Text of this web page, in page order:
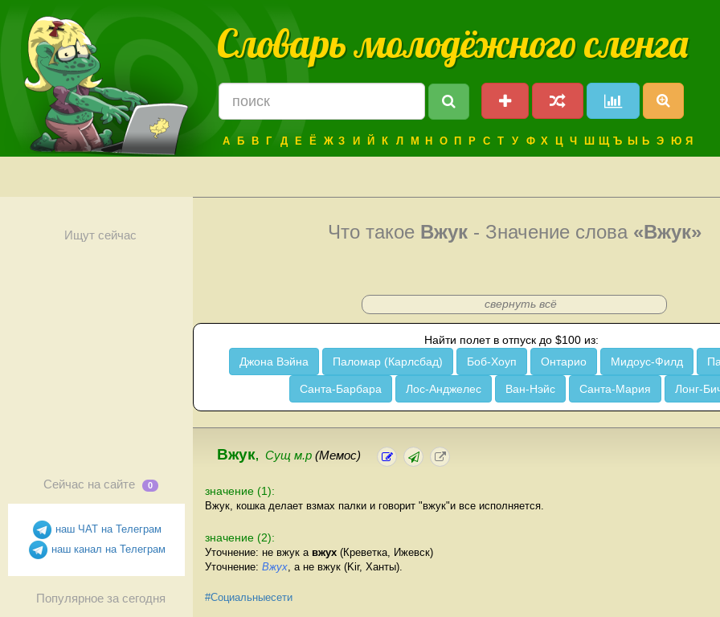
Словарь молодёжного сленга
А Б В Г Д Е Ё Ж З И Й К Л М Н О П Р С Т У Ф Х Ц Ч Ш Щ Ъ Ы Ь Э Ю Я
Ищут сейчас
Сейчас на сайте 0
наш ЧАТ на Телеграм
наш канал на Телеграм
Популярное за сегодня
Что такое Вжук- Значение слова «Вжук»
свернуть всё
Найти полет в отпуск до $100 из:
Джона Вэйна
Паломар (Карлсбад) Боб-Хоуп Онтарио Мидоус-Филд
Санта-Барбара Лос-Анджелес Ван-Нэйс Санта-Мария Лонг-
Вжук, Сущ м.р (Мемос)
значение (1):
Вжук, кошка делает взмах палки и говорит "вжук"и все исполняется.
значение (2):
Уточнение: не вжук а вжух (Креветка, Ижевск)
Уточнение: Вжух , а не вжук (Kir, Ханты).
#Социальныесети